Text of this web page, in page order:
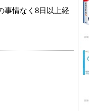
事情なく8日以上経